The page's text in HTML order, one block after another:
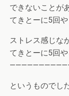
できないことが
てきとーに5回
ストレス感じな
てきとーに5回
というものでした